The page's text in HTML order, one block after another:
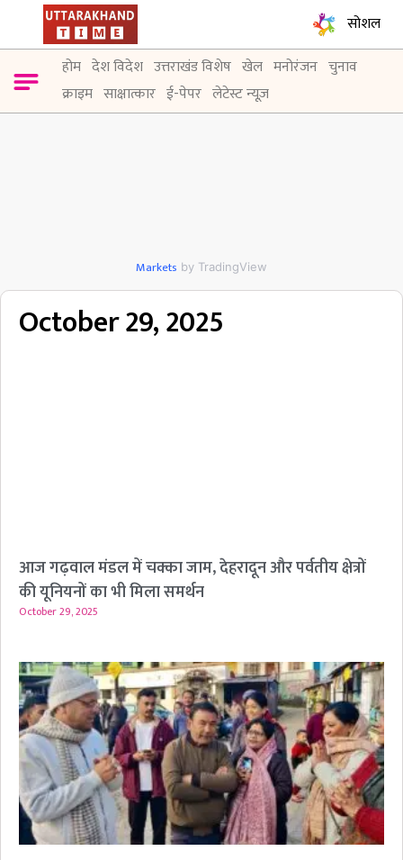
सोशल
होम देश विदेश उत्तराखंड विशेष खेल मनोरंजन चुनाव
क्राइम साक्षात्कार ई-पेपर लेटेस्ट न्यूज़
Markets by TradingView
October 29, 2025
आज गढ़वाल मंडल में चक्का जाम, देहरादून और पर्वतीय क्षेत्रों
की यूनियनों का भी मिला समर्थन
October 29, 2025